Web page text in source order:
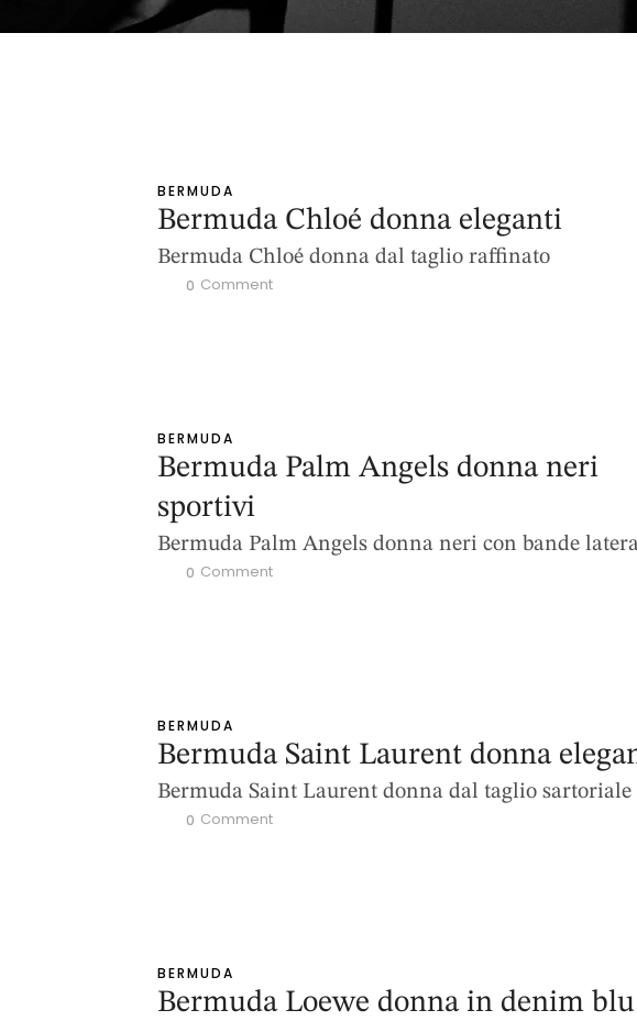
BERMUDA
Bermuda Chloé donna eleganti
Bermuda Chloé donna dal taglio raffinato
0 Comment
BERMUDA
Bermuda Palm Angels donna neri
sportivi
Bermuda Palm Angels donna neri con bande
0 Comment
BERMUDA
Bermuda Saint Laurent donna
Bermuda Saint Laurent donna dal taglio sartoriale
0 Comment
BERMUDA
Bermuda Loewe donna in denim blu